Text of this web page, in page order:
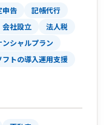
申告
記帳代行
会社設立
法人税
ンシャルプラン
フトの導入運用支援